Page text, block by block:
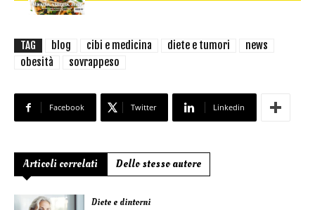
TAG blog cibi e medicina diete e tumori
news
obesità
sovrappeso
Facebook Twitter Linkedin
Articoli correlati Dello stesso autore
Diete e dintorni